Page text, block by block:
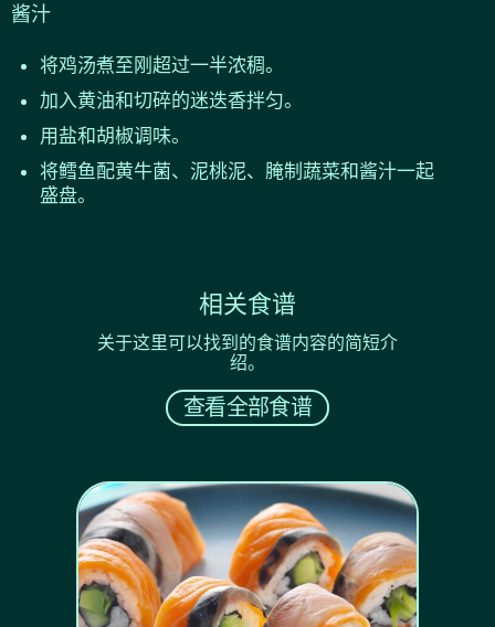
酱汁
将鸡汤煮至刚超过一半浓稠。
加入黄油和切碎的迷迭香拌匀。
用盐和胡椒调味。
将鳕鱼配黄牛菌、泥桃泥、腌制蔬菜和酱汁一起
盛盘。
相关食谱
关于这里可以找到的食谱内容的简短介
绍。
查看全部食谱